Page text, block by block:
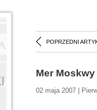
POPRZEDNI
Mer
02 maja 2007 |